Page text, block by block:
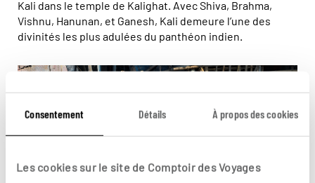
Consentement Détails À propos des cookies
Les cookies sur le site de Comptoir des Voyages
Kali dans le temple de Kalighat. Avec Shiva, Brahma,
Vishnu, Hanunan, et Ganesh, Kali demeure l’une des
divinités les plus adulées du panthéon indien.